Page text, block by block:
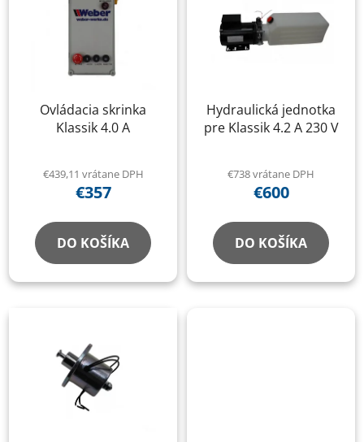
Ovládacia skrinka
Klassik 4.0 A
€439,11 vrátane DPH
€357
DO KOŠÍKA
Hydraulická jednotka
pre Klassik 4.2 A 230 V
€738 vrátane DPH
€600
DO KOŠÍKA